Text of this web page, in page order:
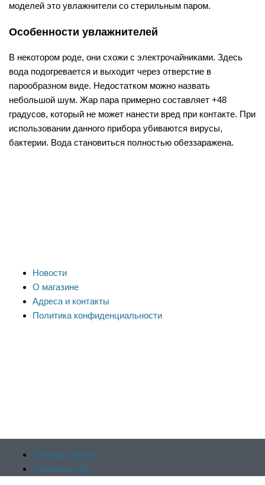
моделей это увлажнители со стерильным паром.
Особенности увлажнителей
В некотором роде, они схожи с электрочайниками. Здесь
вода подогревается и выходит через отверстие в
парообразном виде. Недостатком можно назвать
небольшой шум. Жар пара примерно составляет +48
градусов, который не может нанести вред при контакте. При
использовании данного прибора убиваются вирусы,
бактерии. Вода становиться полностью обеззаражена.
Новости
О магазине
Адреса и контакты
Политика конфиденциальности
Личный кабинет
Сравнение (0)